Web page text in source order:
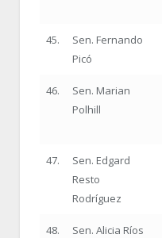
45.
Sen. Fernando
Picó
46.
Sen. Marian
Polhill
47.
Sen. Edgard
Resto
Rodríguez
48.
Sen. Alicia Ríos